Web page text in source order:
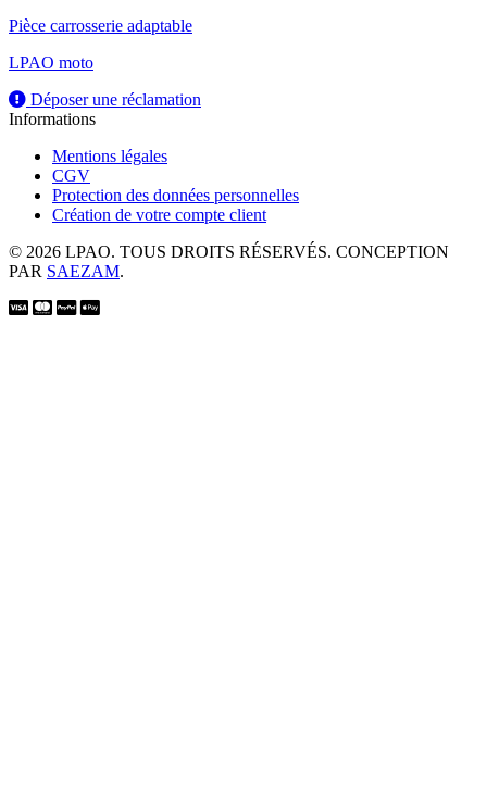
Pièce carrosserie adaptable
LPAO moto
Déposer une réclamation
Informations
Mentions légales
CGV
Protection des données personnelles
Création de votre compte client
© 2026 LPAO. TOUS DROITS RÉSERVÉS. CONCEPTION
PAR SAEZAM.